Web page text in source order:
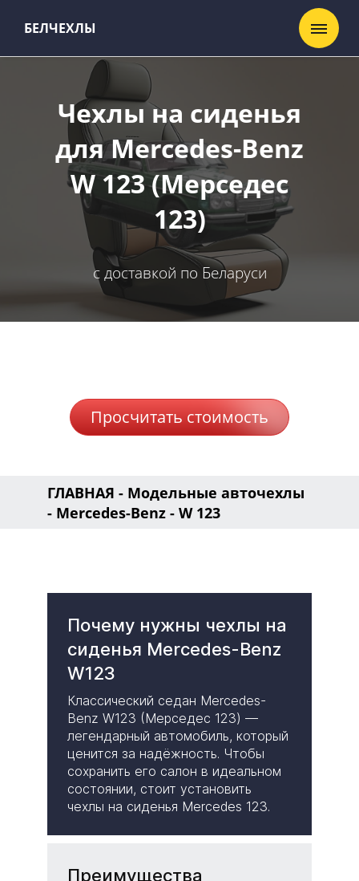
БЕЛЧЕХЛЫ
Чехлы на сиденья
для Mercedes-Benz
W 123 (Мерседес
123)
с доставкой по Беларуси
Просчитать стоимость
ГЛАВНАЯ - Модельные авточехлы
- Mercedes-Benz - W 123
Почему нужны чехлы на
сиденья Mercedes-Benz
W123
Классический седан Mercedes-
Benz W123 (Мерседес 123) —
легендарный автомобиль, который
ценится за надёжность. Чтобы
сохранить его салон в идеальном
состоянии, стоит установить
чехлы на сиденья Mercedes 123.
Преимущества